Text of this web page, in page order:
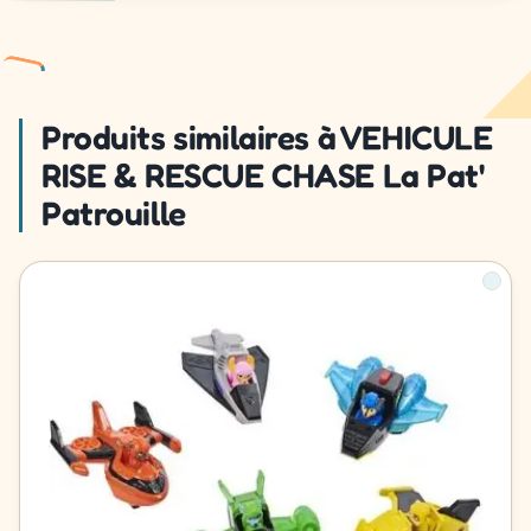
Produits similaires à VEHICULE
RISE & RESCUE CHASE La Pat'
Patrouille